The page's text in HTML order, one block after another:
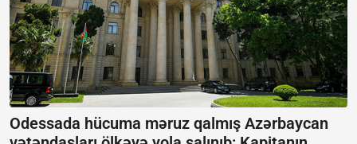
Odessada hücuma məruz qalmış Azərbaycan